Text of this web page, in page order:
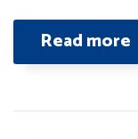
Read more